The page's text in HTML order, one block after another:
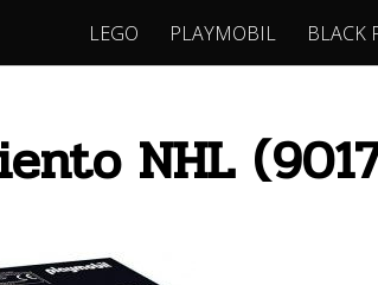
LEGO PLAYMOBIL BLACK
NHL